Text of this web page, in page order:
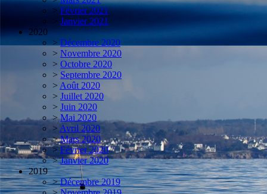
> Février 2021
> Janvier 2021
2020
> Décembre 2020
> Novembre 2020
> Octobre 2020
> Septembre 2020
> Août 2020
> Juillet 2020
> Juin 2020
> Mai 2020
> Avril 2020
> Mars 2020
> Février 2020
> Janvier 2020
2019
> Décembre 2019